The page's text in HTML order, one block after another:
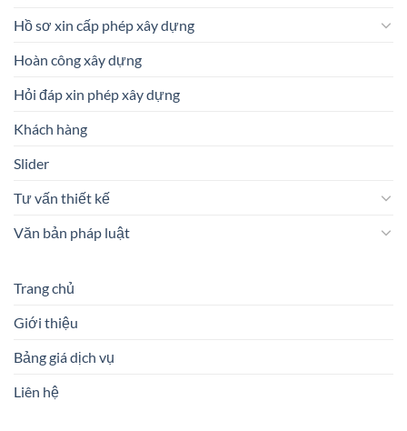
Hồ sơ xin cấp phép xây dựng
Hoàn công xây dựng
Hỏi đáp xin phép xây dựng
Khách hàng
Slider
Tư vấn thiết kế
Văn bản pháp luật
Trang chủ
Giới thiệu
Bảng giá dịch vụ
Liên hệ